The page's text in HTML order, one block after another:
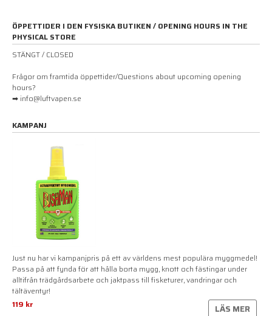
ÖPPETTIDER I DEN FYSISKA BUTIKEN / OPENING HOURS IN THE
PHYSICAL STORE
STÄNGT / CLOSED
Frågor om framtida öppettider/Questions about upcoming opening
hours?
➡ info@luftvapen.se
KAMPANJ
Just nu har vi kampanjpris på ett av världens mest populära myggmedel!
Passa på att fynda för att hålla borta mygg, knott och fästingar under
alltifrån trädgårdsarbete och jaktpass till fisketurer, vandringar och
tältäventyr!
119 kr
LÄS MER